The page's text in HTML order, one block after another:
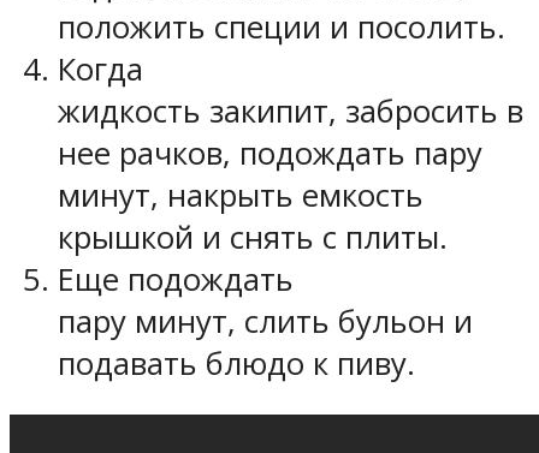
положить специи и посолить.
Когда
жидкость закипит, забросить в
нее рачков, подождать пару
минут, накрыть емкость
крышкой и снять с плиты.
Еще подождать
пару минут, слить бульон и
подавать блюдо к пиву.